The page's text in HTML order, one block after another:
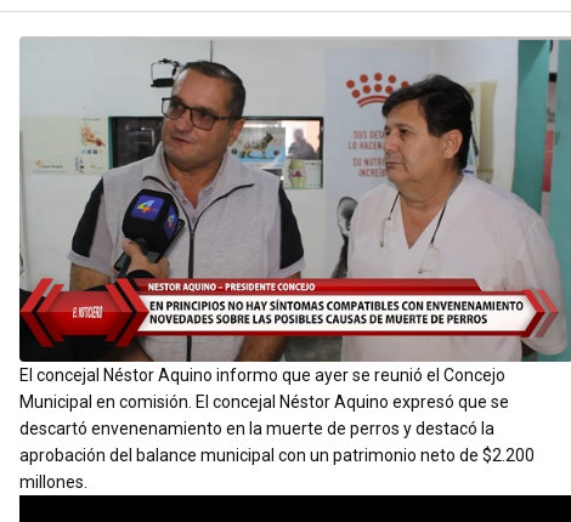
El concejal Néstor Aquino informo que ayer se reunió el Concejo
Municipal en comisión. El concejal Néstor Aquino expresó que se
descartó envenenamiento en la muerte de perros y destacó la
aprobación del balance municipal con un patrimonio neto de $2.200
millones.